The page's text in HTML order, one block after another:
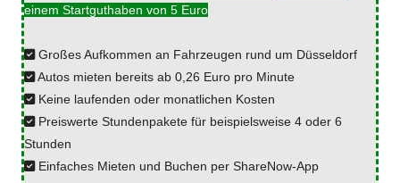
einem Startguthaben von 5 Euro
Großes Aufkommen an Fahrzeugen rund um Düsseldorf
Autos mieten bereits ab 0,26 Euro pro Minute
Keine laufenden oder monatlichen Kosten
Preiswerte Stundenpakete für beispielsweise 4 oder 6
Stunden
Einfaches Mieten und Buchen per ShareNow-App